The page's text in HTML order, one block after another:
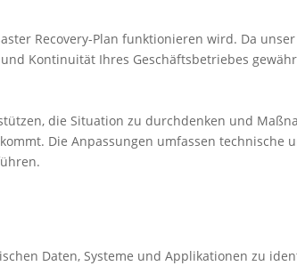
Recovery-Plan funktionieren wird. Da unser
Kontinuität Ihres Geschäftsbetriebes
die Situation zu durchdenken und
Die Anpassungen umfassen technische
Daten, Systeme und Applikationen zu